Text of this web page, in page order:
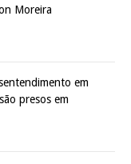
Moreira
em
presos em